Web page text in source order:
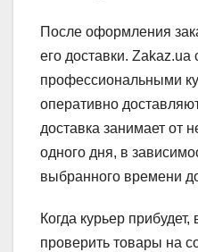
После оформления
его доставки. Zakaz.ua
профессиональными
оперативно
доставка занимает от
одного дня, в
выбранного времени
Когда курьер
проверить товары на